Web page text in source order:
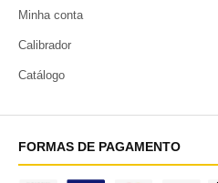
Minha conta
Calibrador
Catálogo
FORMAS DE PAGAMENTO